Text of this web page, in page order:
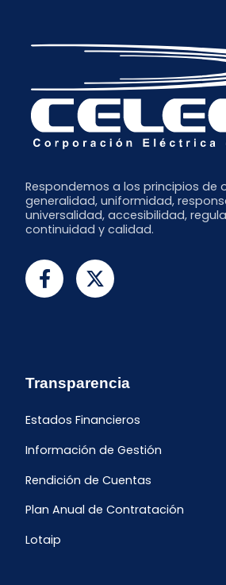
Respondemos a los principios de
generalidad, uniformidad,
universalidad, accesibilidad,
continuidad y calidad.
Transparencia
Estados Financieros
Información de Gestión
Rendición de Cuentas
Plan Anual de Contratación
Lotaip